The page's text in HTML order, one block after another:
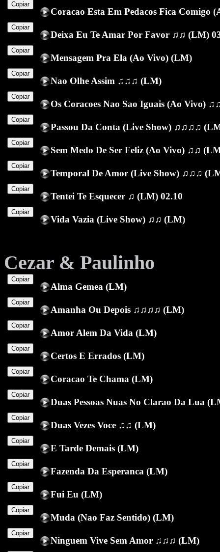
Coracao Esta Em Pedacos Fica
Copiar
Deixa Eu Te Amar Por Favor ♫♫ (LM)
Copiar
Mensagem Pra Ela (Ao Vivo) (LM)
Copiar
Nao Olhe Assim ♫♫♫ (LM)
Copiar
Os Coracoes Nao Sao Iguais (Ao Vivo)
Copiar
Passou Da Conta (Live Show) ♫♫♫♫
Copiar
Sem Medo De Ser Feliz (Ao Vivo) ♫♫
Copiar
Temporal De Amor (Live Show) ♫♫♫
Copiar
Tentei Te Esquecer ♫ (LM) 02.10
Copiar
Vida Vazia (Live Show) ♫♫ (LM)
Copiar
Cezar & Paulinho
Alma Gemea (LM)
Copiar
Amanha Ou Depois ♫♫♫♫ (LM)
Copiar
Amor Alem Da Vida (LM)
Copiar
Certos E Errados (LM)
Copiar
Coracao Te Chama (LM)
Copiar
Duas Pessoas Nuas No Clarao Da Lua
Copiar
Duas Vezes Voce ♫♫ (LM)
Copiar
E Tarde Demais (LM)
Copiar
Fazenda Da Esperanca (LM)
Copiar
Fui Eu (LM)
Copiar
Muda (Nao Faz Sentido) (LM)
Copiar
Ninguem Vive Sem Amor ♫♫♫ (LM)
Copiar